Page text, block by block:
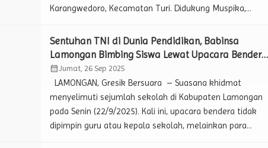
Karangwedoro, Kecamatan Turi. Didukung Muspika,
lapisan masyarakat, mereka melaksanakan karya bakti
akbar memperbaiki perengan irigasi di bantaran Kali
Kruwul, Senin (22/9/2025). Perengan irigasi tersebut
merupakan infrastruktur vital bagi pertanian warga.
Kerusakan yang dibiarkan […]
Sentuhan TNI di Dunia Pendidikan, Babinsa
Lamongan Bimbing Siswa Lewat Upacara Bendera
dan Pesan Moral Kebangsaan.
calendar_monthJumat, 26 Sep 2025
LAMONGAN, Gresik Bersuara – Suasana khidmat
menyelimuti sejumlah sekolah di Kabupaten Lamongan
pada Senin (22/9/2025). Kali ini, upacara bendera tidak
dipimpin guru atau kepala sekolah, melainkan para